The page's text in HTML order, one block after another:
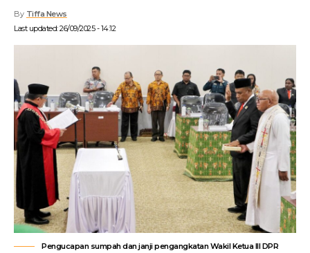
Last updated: 26/09/2025 - 14:12
By Tiffa News
Pengucapan sumpah dan janji pengangkatan Wakil Ketua III DPR